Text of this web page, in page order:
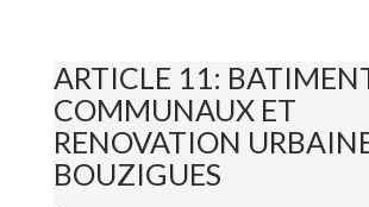
ARTICLE 11:
COMMUNAUX ET
RENOVATION
BOUZIGUES